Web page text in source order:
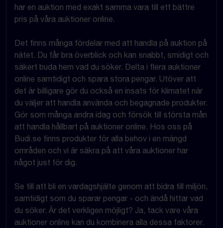
har en auktion med exakt samma vara till ett bättre
pris på våra auktioner online.
Det finns många fördelar med att handla på auktion på
nätet. Du får bra överblick och kan snabbt, smidigt och
säkert buda hem vad du söker. Delta i flera auktioner
online samtidigt och spara stora pengar. Utöver att
det är billigare gör du också en insats för klimatet när
du väljer att handla använda och begagnade produkter.
Gör som många andra idag och försök till största mån
att handla hållbart på auktioner online. Hos oss på
Budi.se finns produkter för alla behov i en mängd
områden och vi är säkra på att våra auktioner har
något just för dig.
Se till att bli en vardagshjälte genom att bidra till miljön,
samtidigt som du sparar pengar - och ändå hittar vad
du söker. Är det verkligen möjligt? Ja, tack vare våra
auktioner online kan du kombinera alla dessa faktorer.